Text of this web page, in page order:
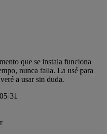
que se instala funciona
nunca falla. La usé para
a usar sin duda.
31